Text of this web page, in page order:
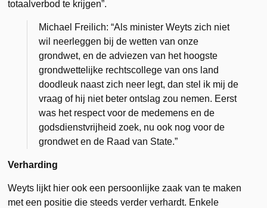
totaalverbod te krijgen”.
Michael Freilich: “Als minister Weyts zich niet
wil neerleggen bij de wetten van onze
grondwet, en de adviezen van het hoogste
grondwettelijke rechtscollege van ons land
doodleuk naast zich neer legt, dan stel ik mij de
vraag of hij niet beter ontslag zou nemen. Eerst
was het respect voor de medemens en de
godsdienstvrijheid zoek, nu ook nog voor de
grondwet en de Raad van State.”
Verharding
Weyts lijkt hier ook een persoonlijke zaak van te maken
met een positie die steeds verder verhardt. Enkele